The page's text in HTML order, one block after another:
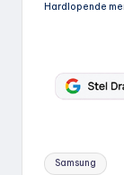
Hardlopende
Tags:
Samsung